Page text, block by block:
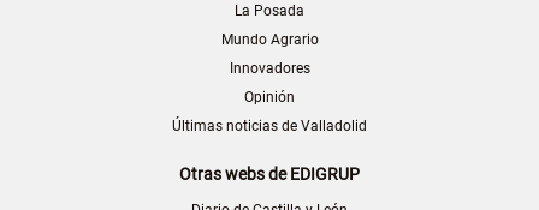
La Posada
Mundo Agrario
Innovadores
Opinión
Últimas noticias de Valladolid
Otras webs de EDIGRUP